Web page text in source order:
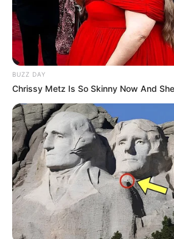
BUZZ DAY
Chrissy Metz Is So Skinny Now And